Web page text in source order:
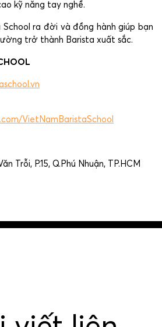
kỹ năng tay nghề.
ra đời và đồng hành giúp bạn
trở thành Barista xuất sắc.
VietNamBaristaSchool
Trỗi, P.15, Q.Phú Nhuận, TP.HCM